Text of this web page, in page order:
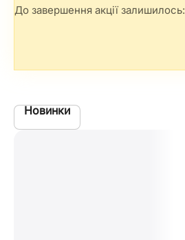
До завершення акції залишилось:
Новинки